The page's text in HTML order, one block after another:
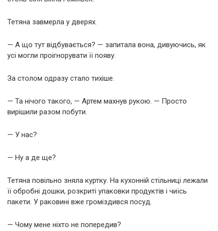
Тетяна завмерла у дверях.
— А що тут відбувається? — запитала вона, дивуючись, як
усі могли проігнорувати її появу.
За столом одразу стало тихіше.
— Та нічого такого, — Артем махнув рукою. — Просто
вирішили разом побути.
— У нас?
— Ну а де ще?
Тетяна повільно зняла куртку. На кухонній стільниці лежали
її обробні дошки, розкриті упаковки продуктів і чиїсь
пакети. У раковині вже громіздився посуд.
— Чому мене ніхто не попередив?